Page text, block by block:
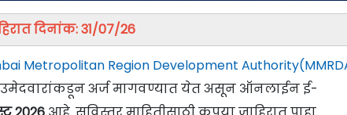
दिनांक: 31/07/26
Metropolitan Region Development
उमेदवारांकडून अर्ज मागवण्यात येत असून ऑनलाईन ई-